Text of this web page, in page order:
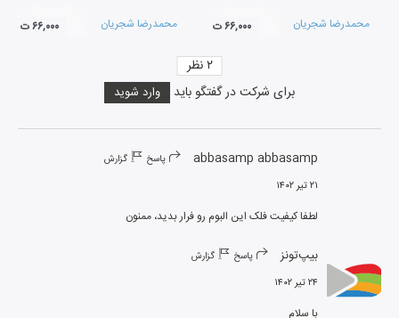
محمدرضا شجریان ۶۶,۰۰۰ ت محمدرضا شجریان ۶۶,۰۰۰ ت
برای شرکت در گفتگو باید وارد شوید
۲نظر
abbasamp abbasamp پاسخ گزارش
۲۱ تیر ۱۴۰۲
لطفا کیفیت فلک این البوم رو فرار بدید، ممنون
بیپ‌تونز پاسخ گزارش
۲۴ تیر ۱۴۰۲